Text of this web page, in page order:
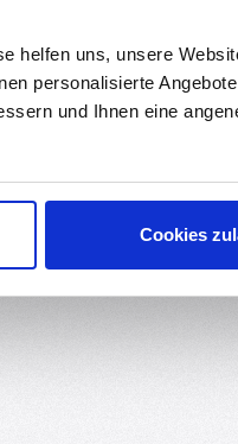
helfen uns, unsere
personalisierte
und Ihnen eine
Cookies
und DIY-Elektronik.
und können für eine
der bereits vorhandenen
Lichtquelle für ihre Projekte